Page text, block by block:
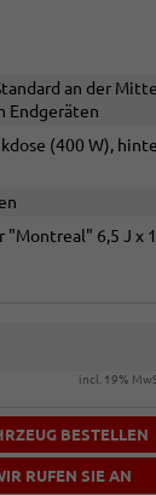
an der
Endgeräten
(400 W),
6,5 J x
incl. 19%
BESTELLEN
RUFEN SIE AN